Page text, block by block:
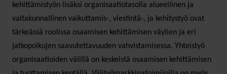
kehittämistyön lisäksi organisaatiotasolla alueellinen ja
valtakunnallinen vaikuttamis-, viestintä-, ja kehitystyö ovat
tärkeässä roolissa osaamisen kehittämisen väylien ja eri
jatkopolkujen saavutettavuuden vahvistamisessa. Yhteistyö
organisaatioiden välillä on keskeistä osaamisen kehittämisen